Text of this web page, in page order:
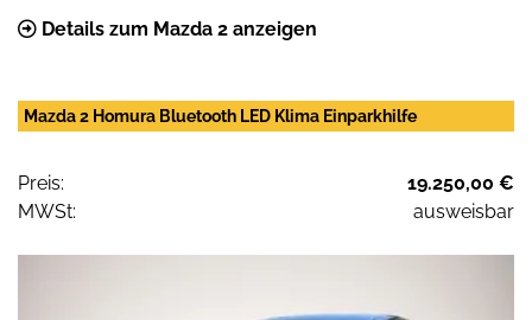
Details zum Mazda 2 anzeigen
Mazda 2 Homura Bluetooth LED Klima Einparkhilfe
Preis:
19.250,00 €
MWSt:
ausweisbar